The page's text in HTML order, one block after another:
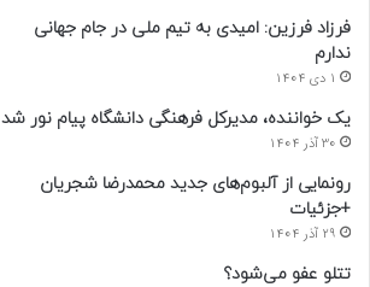
فرزاد فرزین: امیدی به تیم ملی در جام جهانی
ندارم
1 دی 1404
یک خواننده، مدیرکل فرهنگی دانشگاه پیام نور شد
30 آذر 1404
رونمایی از آلبوم‌های جدید محمدرضا شجریان
+جزئیات
29 آذر 1404
تتلو عفو می‌شود؟